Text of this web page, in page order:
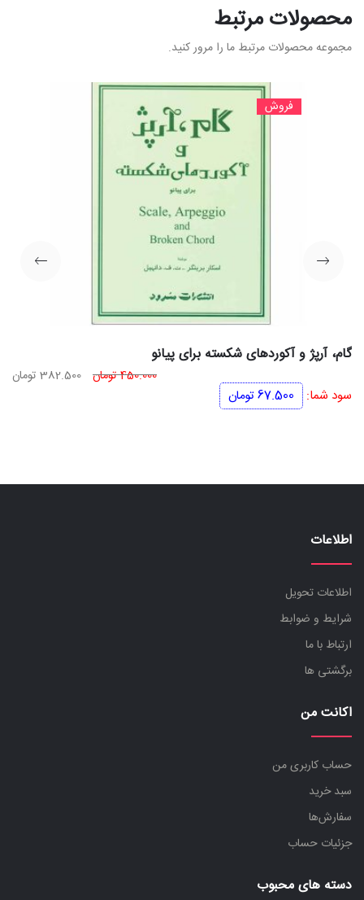
محصولات مرتبط
مجموعه محصولات مرتبط ما را مرور کنید.
فروش
گام، آرپژ و آکوردهای شکسته برای پیانو
450.000تومان قیمت
382.500 تومان
سود شما: 67.500تومان
اطلاعات
اطلاعات تحویل
شرایط و ضوابط
ارتباط با ما
برگشتی ها
اکانت من
حساب کاربری من
سبد خرید
سفارش‌ها
جزئیات حساب
دسته های محبوب